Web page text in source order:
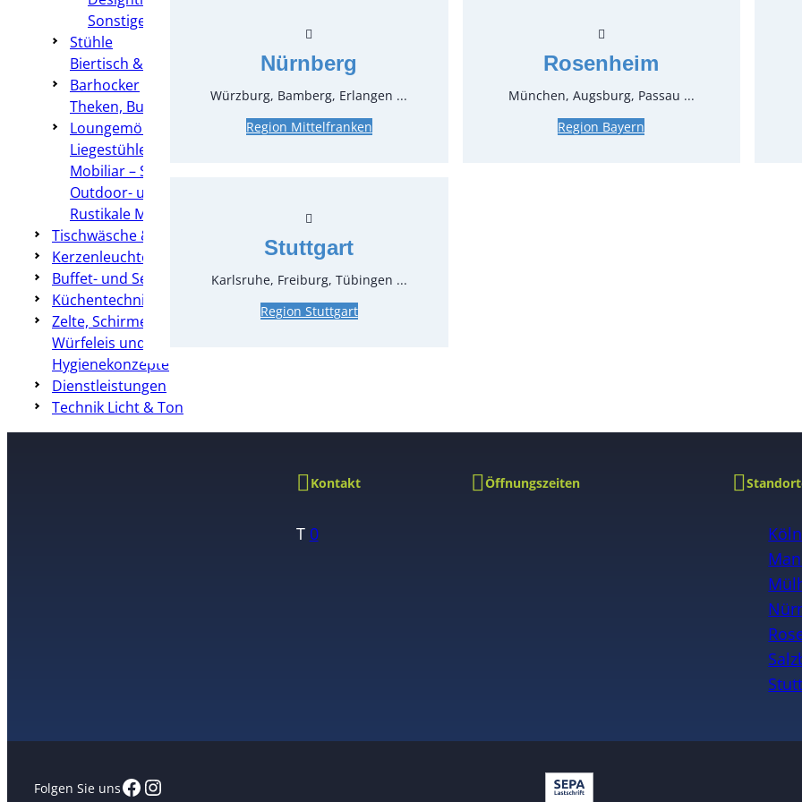
Sonstige Tische
Stühle
Biertisch & Bierbank
Barhocker
Theken, Buffets & Counter
Loungemöbel
Liegestühle
Mobiliar – Sonstiges
Outdoor- und Rattanmöbel
Rustikale Möbel
Tischwäsche & Hussen
Kerzenleuchter & Dekoration
Buffet- und Servierzubehör
Küchentechnik
Zelte, Schirme, Heizung & Co
Würfeleis und Crushed-Eis
Hygienekonzepte
Dienstleistungen
Technik Licht & Ton
82,71
* Preis
Kontakt
T 0
Öffnungszeiten
Köln
Folgen Sie unsFacebook
Instagram
Nürnberg
Würzburg, Bamberg, Erlangen ...
Region Mittelfranken
Rosenheim
München, Augsburg, Passau ...
Region Bayern
Stuttgart
Karlsruhe, Freiburg, Tübingen ...
Region Stuttgart